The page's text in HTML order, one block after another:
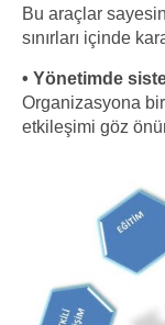
Bu araçlar
sınırları içinde
• Yönetimde
Organizasyona
etkileşimi göz